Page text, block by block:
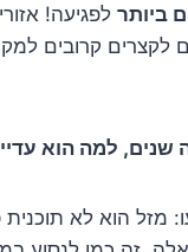
ביותר לפגיעה!
לקצרים קרובים
למה הוא
מזל הוא לא